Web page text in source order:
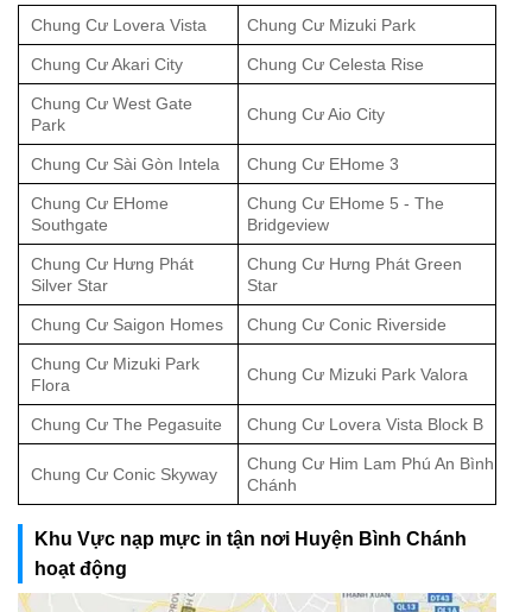
Chung Cư Lovera Vista Chung Cư Mizuki Park
Chung Cư Akari City Chung Cư Celesta Rise
Chung Cư West Gate
Park
Chung Cư Aio City
Chung Cư Sài Gòn Intela Chung Cư EHome 3
Chung Cư EHome
Southgate
Chung Cư EHome 5 - The
Bridgeview
Chung Cư Hưng Phát
Silver Star
Chung Cư Hưng Phát Green
Star
Chung Cư Saigon Homes Chung Cư Conic Riverside
Chung Cư Mizuki Park
Flora
Chung Cư Mizuki Park Valora
Chung Cư The Pegasuite Chung Cư Lovera Vista Block B
Chung Cư Conic Skyway
Chung Cư Him Lam Phú An Bình
Chánh
Khu Vực nạp mực in tận nơi Huyện Bình Chánh
hoạt động